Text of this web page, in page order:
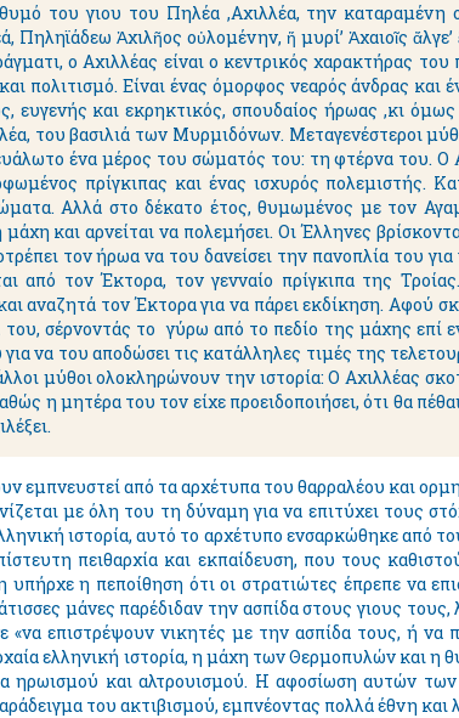
του γιου του Πηλέα ,Αχιλλέα, την καταραμένη
Πηληϊάδεω Ἀχιλῆος οὐλομένην, ἥ μυρί’ Ἀχαιοῖς
ο Αχιλλέας είναι ο κεντρικός χαρακτήρας
πολιτισμό. Είναι ένας όμορφος νεαρός άνδρας και
ευγενής και εκρηκτικός, σπουδαίος ήρωας ,κι
του βασιλιά των Μυρμιδόνων. Μεταγενέστεροι
ένα μέρος του σώματός του: τη φτέρνα του.
πρίγκιπας και ένας ισχυρός πολεμιστής.
Αλλά στο δέκατο έτος, θυμωμένος με τον
και αρνείται να πολεμήσει. Οι Έλληνες
τον ήρωα να του δανείσει την πανοπλία του
από τον Έκτορα, τον γενναίο πρίγκιπα της
αναζητά τον Έκτορα για να πάρει εκδίκηση. Αφού
σέρνοντάς το γύρω από το πεδίο της μάχης επί
να του αποδώσει τις κατάλληλες τιμές της
μύθοι ολοκληρώνουν την ιστορία: Ο Αχιλλέας
η μητέρα του τον είχε προειδοποιήσει, ότι θα
εμπνευστεί από τα αρχέτυπα του θαρραλέου και
με όλη του τη δύναμη για να επιτύχει τους
ιστορία, αυτό το αρχέτυπο ενσαρκώθηκε από
πειθαρχία και εκπαίδευση, που τους
η πεποίθηση ότι οι στρατιώτες έπρεπε να
μάνες παρέδιδαν την ασπίδα στους γιους τους,
«να επιστρέψουν νικητές με την ασπίδα τους, ή
ελληνική ιστορία, η μάχη των Θερμοπυλών και η
ηρωισμού και αλτρουισμού. Η αφοσίωση αυτών
του ακτιβισμού, εμπνέοντας πολλά έθνη και